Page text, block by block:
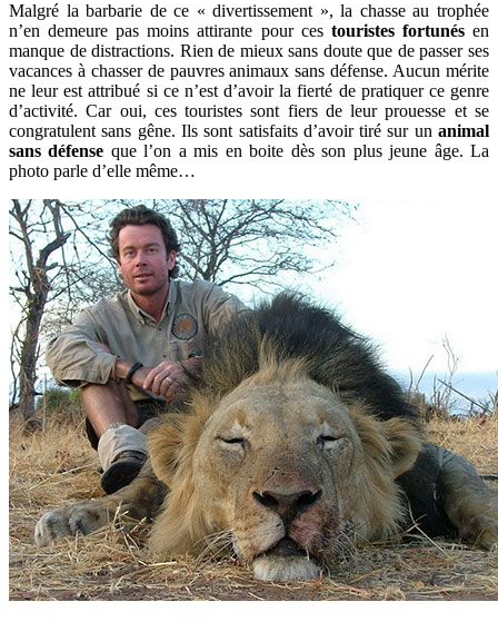
Malgré la barbarie de ce « divertissement », la chasse au trophée
n’en demeure pas moins attirante pour ces touristes fortunésen
manque de distractions. Rien de mieux sans doute que de passer ses
vacances à chasser de pauvres animaux sans défense. Aucun mérite
ne leur est attribué si ce n’est d’avoir la fierté de pratiquer ce genre
d’activité. Car oui, ces touristes sont fiers de leur prouesse et se
congratulent sans gêne. Ils sont satisfaits d’avoir tiré sur un animal
sans défense que l’on a mis en boite dès son plus jeune âge. La
photo parle d’elle même…